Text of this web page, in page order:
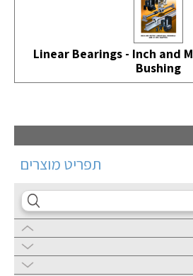
תפריט מוצרים
Linear Bearings - Inch and
Bushing